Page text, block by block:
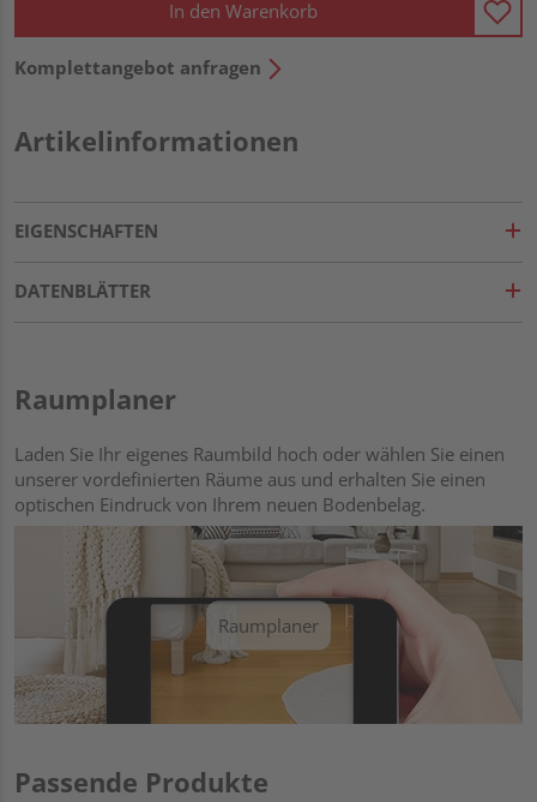
In den Warenkorb
Komplettangebot anfragen
Artikelinformationen
EIGENSCHAFTEN
DATENBLÄTTER
Raumplaner
Laden Sie Ihr eigenes Raumbild hoch oder wählen Sie einen
unserer vordefinierten Räume aus und erhalten Sie einen
optischen Eindruck von Ihrem neuen Bodenbelag.
Raumplaner
Passende Produkte